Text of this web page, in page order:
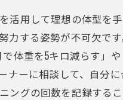
活用して理想の体型を
力する姿勢が不可欠で
体重を5キロ減らす」
ナーに相談して、自分
ングの回数を記録する